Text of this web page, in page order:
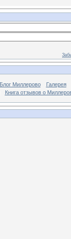
Блог Миллерово
Галерея
Книга отзывов о